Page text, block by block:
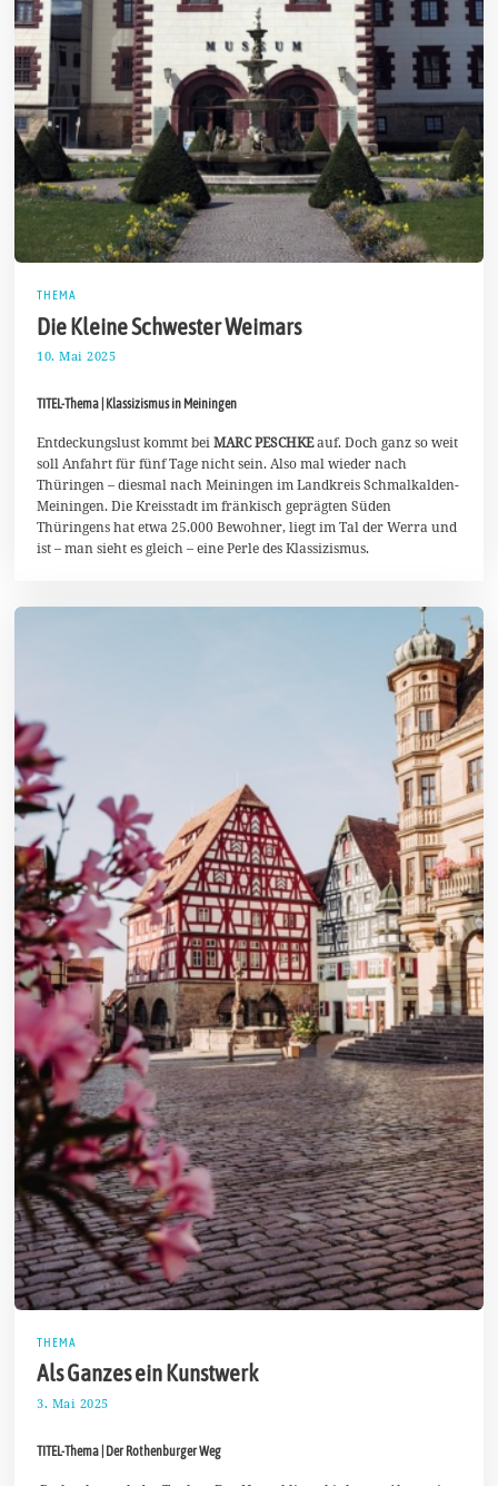
THEMA
Die Kleine Schwester Weimars
10. Mai 2025
M
i
2
0
2
5
TITEL-Thema | Klassizismus in Meiningen
Entdeckungslust kommt beiMARC PESCHKEauf. Doch ganz so weit
soll Anfahrt für fünf Tage nicht sein. Also mal wieder nach
Thüringen – diesmal nach Meiningen im Landkreis Schmalkalden-
Meiningen. Die Kreisstadt im fränkisch geprägten Süden
Thüringens hat etwa 25.000 Bewohner, liegt im Tal der Werra und
ist – man sieht es gleich – eine Perle des Klassizismus.
THEMA
Als Ganzes ein Kunstwerk
3. Mai 2025
M
TITEL-Thema | Der Rothenburger Weg